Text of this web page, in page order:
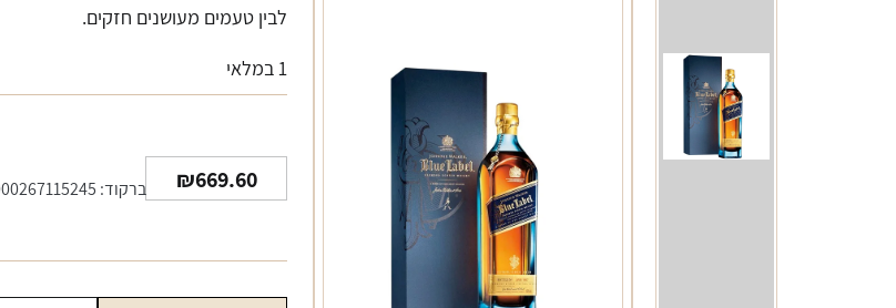
לבין טעמים מעושנים חזקים.
1 במלאי
₪669.60 ברקוד: 5000267115245